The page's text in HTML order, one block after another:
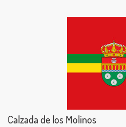
Calzada de los Molinos